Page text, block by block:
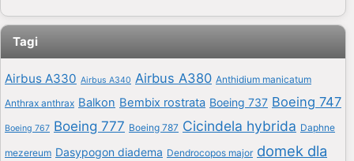
Tagi
Airbus A330 Airbus A340 Airbus A380 Anthidium manicatum
Anthrax anthrax Balkon Bembix rostrata Boeing 737 Boeing 747
Boeing 767 Boeing 777 Boeing 787 Cicindela hybrida Daphne
mezereum Dasypogon diadema Dendrocopos major domek dla